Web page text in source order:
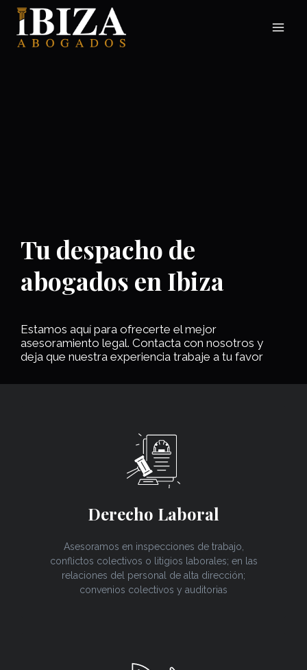
Saltar
contenido
Tu despacho de
abogados en Ibiza
Estamos aquí para ofrecerte el mejor
asesoramiento legal. Contacta con nosotros y
deja que nuestra experiencia trabaje a tu favor
Derecho Laboral
Asesoramos en inspecciones de trabajo,
conflictos colectivos o litigios laborales; en las
relaciones del personal de alta dirección;
convenios colectivos y auditorias